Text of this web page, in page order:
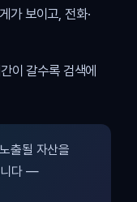
가 보이고, 전화·
이 갈수록 검색에
노출될 자산을
니다 —